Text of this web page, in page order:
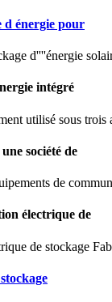
d énergie pour
d''''énergie
intégré
utilisé sous
société de
de
électrique de
de stockage